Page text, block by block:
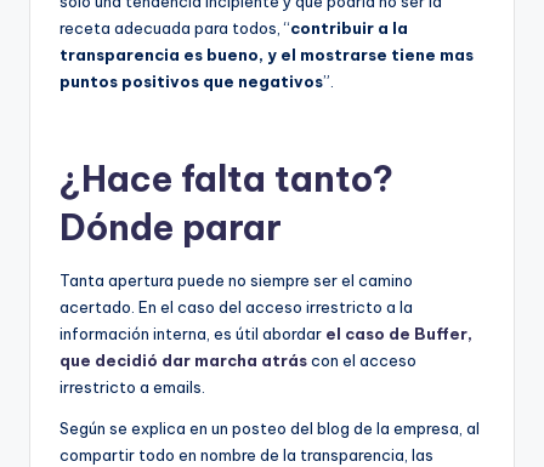
receta adecuada para todos, “contribuir a la
transparencia es bueno, y el mostrarse tiene mas
puntos positivos que negativos”.
¿Hace falta tanto?
Dónde parar
Tanta apertura puede no siempre ser el camino
acertado. En el caso del acceso irrestricto a la
información interna, es útil abordar el caso de Buffer,
que decidió dar marcha atráscon el acceso
irrestricto a emails.
Según se explica en un posteo del blog de la empresa, al
compartir todo en nombre de la transparencia, las